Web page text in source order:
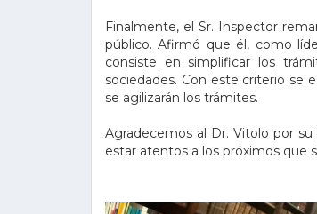
Finalmente, el Sr. Inspector
público. Afirmó que él, como
consiste en simplificar los
sociedades. Con este criterio se
se agilizarán los trámites.
Agradecemos al Dr. Vitolo por
estar atentos a los próximos que